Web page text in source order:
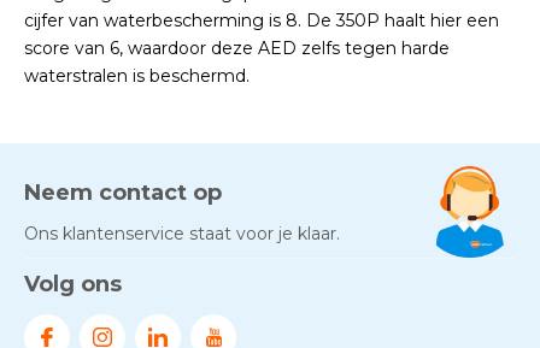
cijfer van waterbescherming is 8. De 350P haalt hier een
score van 6, waardoor deze AED zelfs tegen harde
waterstralen is beschermd.
Neem contact op
Ons klantenservice staat voor je klaar.
Volg ons